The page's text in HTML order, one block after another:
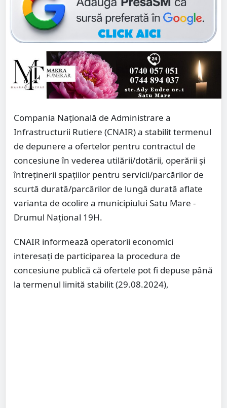
Compania Națională de Administrare a
Infrastructurii Rutiere (CNAIR) a stabilit termenul
de depunere a ofertelor pentru contractul de
concesiune în vederea utilării/dotării, operării și
întreținerii spațiilor pentru servicii/parcărilor de
scurtă durată/parcărilor de lungă durată aflate
varianta de ocolire a municipiului Satu Mare -
Drumul Național 19H.
CNAIR informează operatorii economici
interesați de participarea la procedura de
concesiune publică că ofertele pot fi depuse până
la termenul limită stabilit (29.08.2024),